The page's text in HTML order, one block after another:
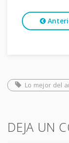
Lo mejor del
DEJA UN